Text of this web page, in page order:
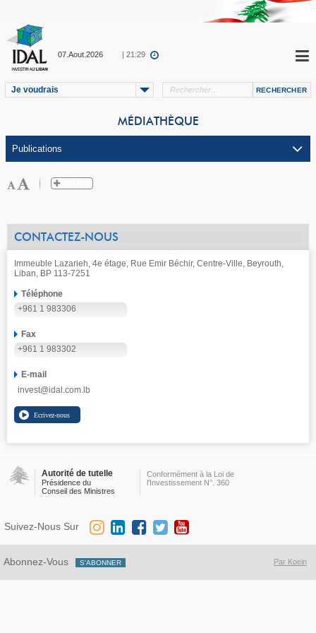
07.Aout.2026 | 21:29
Je voudrais
MÉDIATHÈQUE
CONTACTEZ-NOUS
Immeuble Lazarieh, 4e étage, Rue Emir Béchir, Centre-Ville, Beyrouth,
Liban, BP 113-7251
Téléphone
+961 1 983306
Fax
+961 1 983302
E-mail
invest@idal.com.lb
Autorité de tutelle
Présidence du
Conseil des Ministres
Conformément à la Loi de
l'Investissement N°. 360
Par Koein
Abonnez-Vous
Suivez-Nous Sur